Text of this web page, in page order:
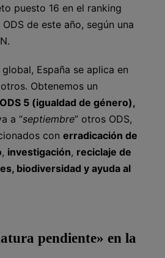
puesto 16 en el ranking
de este año, según una
España se aplica en
Obtenemos un
ODS 5 (igualdad de género),
a “septiembre” otros ODS,
con erradicación de
, investigación, reciclaje de
biodiversidad y ayuda al
pendiente» en la